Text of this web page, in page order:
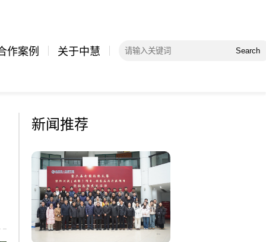
作案例 关于中慧 Search
新闻推荐